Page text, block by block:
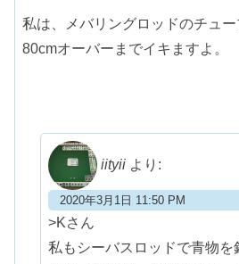
私は、メバリングロッドのチュ
80cmオーバーまでイキます
iityii より:
2020年3月1日 11:50 PM
>Kさん
私もシーバスロッドで青物を